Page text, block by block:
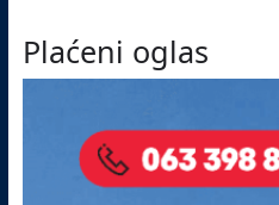
Plaćeni oglas